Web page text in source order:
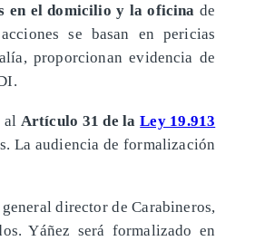
en el domicilio y la oficina de
se basan en pericias
proporcionan evidencia de
Artículo 31 de laLey 19.913
La audiencia de formalización
director de Carabineros,
Yáñez será formalizado en